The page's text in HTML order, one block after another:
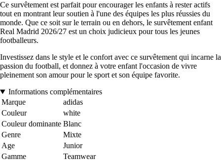
Ce survêtement est parfait pour encourager les enfants à rester actifs
tout en montrant leur soutien à l'une des équipes les plus réussies du
monde. Que ce soit sur le terrain ou en dehors, le survêtement enfant
Real Madrid 2026/27 est un choix judicieux pour tous les jeunes
footballeurs.
Investissez dans le style et le confort avec ce survêtement qui incarne la
passion du football, et donnez à votre enfant l'occasion de vivre
pleinement son amour pour le sport et son équipe favorite.
Informations complémentaires
Marque
adidas
Couleur
white
Couleur dominante Blanc
Genre
Mixte
Age
Junior
Gamme
Teamwear